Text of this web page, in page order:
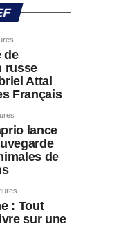
de
russe
Attal
Français
lance
de
: Tout
sur une